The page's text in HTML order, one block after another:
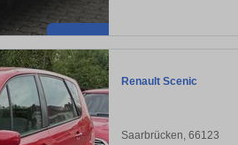
Renault Scenic
Saarbrücken, 66123